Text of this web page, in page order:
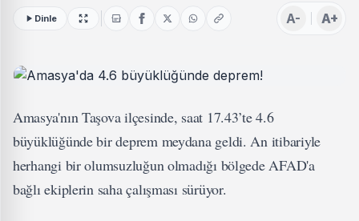
Dinle A- A+
Amasya'nın Taşova ilçesinde, saat 17.43’te 4.6
büyüklüğünde bir deprem meydana geldi. An itibariyle
herhangi bir olumsuzluğun olmadığı bölgede AFAD'a
bağlı ekiplerin saha çalışması sürüyor.